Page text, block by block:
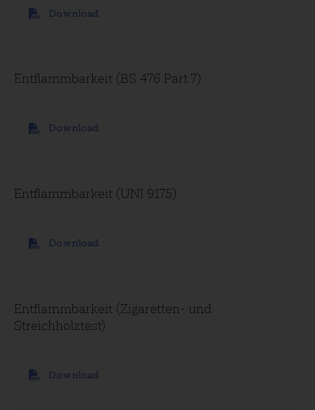
Download
Entflammbarkeit (BS 476 Part 7)
Download
Entflammbarkeit (UNI 9175)
Download
Entflammbarkeit (Zigaretten- und
Streichholztest)
Download